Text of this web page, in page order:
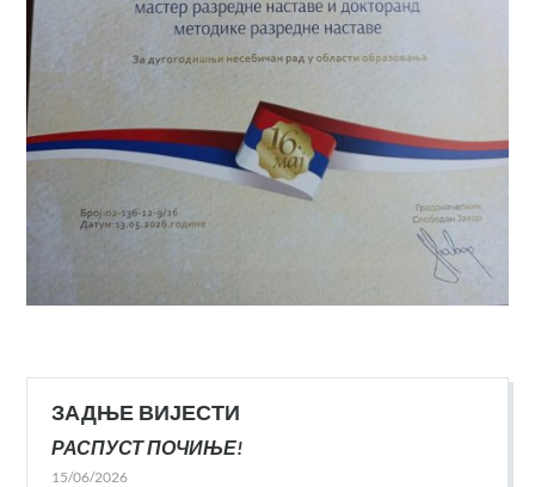
ЗАДЊЕ ВИЈЕСТИ
РАСПУСТ ПОЧИЊЕ!
15/06/2026